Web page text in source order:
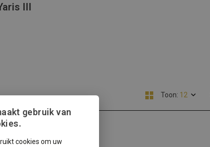
III
Toon:
III schroefset
gebruik van
cookies om uw